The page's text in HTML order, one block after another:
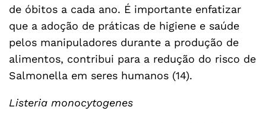
de óbitos a cada ano. É importante enfatizar
que a adoção de práticas de higiene e saúde
pelos manipuladores durante a produção de
alimentos, contribui para a redução do risco de
Salmonella em seres humanos (14).
Listeria monocytogenes